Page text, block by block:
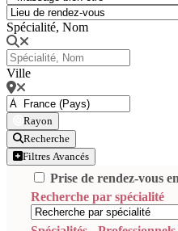
Spécialité, Nom
Ville
Rayon
Recherche
Filtres Avancés
Prise de rendez-vous
Recherche par spécialité